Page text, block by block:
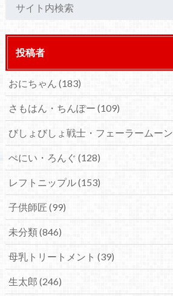
投稿者
おにちゃん (183)
さもはん・ちんぽー (109)
びしょびしょ戦士・フェーラームーン
ぺにい・ろんぐ (128)
レフトニップル(153)
子供師匠 (99)
未分類(846)
母乳トリートメント (39)
生太郎 (246)